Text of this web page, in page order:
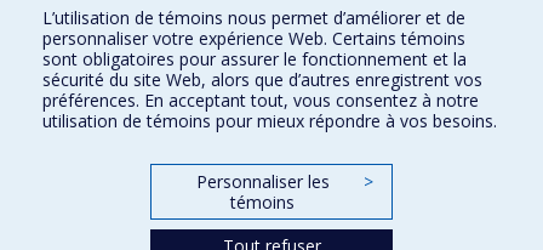
Plan du site
Signaler une erreur
Accessibilité
FACULTÉ DES ARTS ET DES SCIENCES
Nos départements et écoles
L’utilisation de témoins nous permet d’améliorer et de
personnaliser votre expérience Web. Certains témoins
sont obligatoires pour assurer le fonctionnement et la
sécurité du site Web, alors que d’autres enregistrent vos
préférences. En acceptant tout, vous consentez à notre
utilisation de témoins pour mieux répondre à vos besoins.
Personnaliser les
témoins
>
Tout refuser